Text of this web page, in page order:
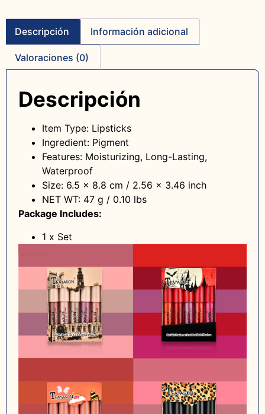
Descripción Información adicional
Valoraciones (0)
Descripción
Item Type: Lipsticks
Ingredient: Pigment
Features: Moisturizing, Long-Lasting,
Waterproof
Size: 6.5 x 8.8 cm / 2.56 x 3.46 inch
NET WT: 47 g / 0.10 lbs
Package Includes:
1 x Set